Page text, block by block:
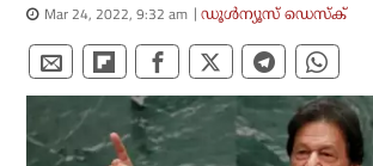
Mar 24, 2022, 9:32 am ഡൂള്‍ന്യൂസ് ഡെസ്‌ക്